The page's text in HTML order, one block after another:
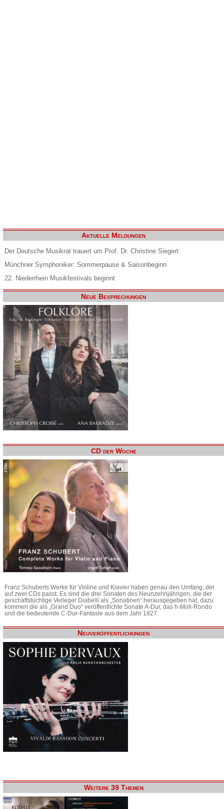
Aktuelle Meldungen
Der Deutsche Musikrat trauert um Prof. Dr. Christine Siegert
Münchner Symphoniker: Sommerpause & Saisonbeginn
22. Niederrhein Musikfestivals beginnt
Neue Besprechungen
CD der Woche
Franz Schuberts Werke für Violine und Klavier haben genau den Umfang, der
auf zwei CDs passt. Es sind die drei Sonaten des Neunzehnjährigen, die der
geschäftstüchtige Verleger Diabelli als „Sonatinen“ herausgegeben hat, dazu
kommen die als „Grand Duo“ veröffentlichte Sonate A-Dur, das h-Moll-Rondo
und die bedeutende C-Dur-Fantasie aus dem Jahr 1827.
Neuveröffentlichungen
Weitere 39 Themen